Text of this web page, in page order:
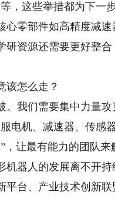
，这些举措都为下一
零部件如高精度减速
研资源还需要更好整
怎么走？
我们需要集中力量攻
电机、减速器、传感
让最有能力的团队来
器人的发展离不开持
平台、产业技术创新